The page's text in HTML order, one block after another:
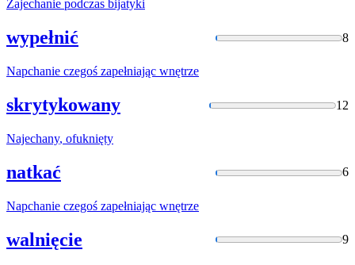
Zajechanie podczas bijatyki
wypełnić 8
Napchanie czegoś zapełniając wnętrze
skrytykowany 12
Najechany, ofuknięty
natkać 6
Napchanie czegoś zapełniając wnętrze
walnięcie 9